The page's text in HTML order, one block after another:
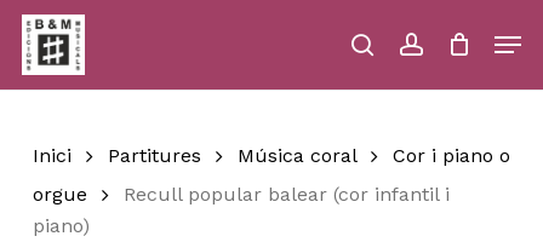
Skip
main
content
searchaccount
Close
Inici Partitures Música coral
Cor i piano o
orgue
Recull popular balear (cor infantil i
piano)
Menu